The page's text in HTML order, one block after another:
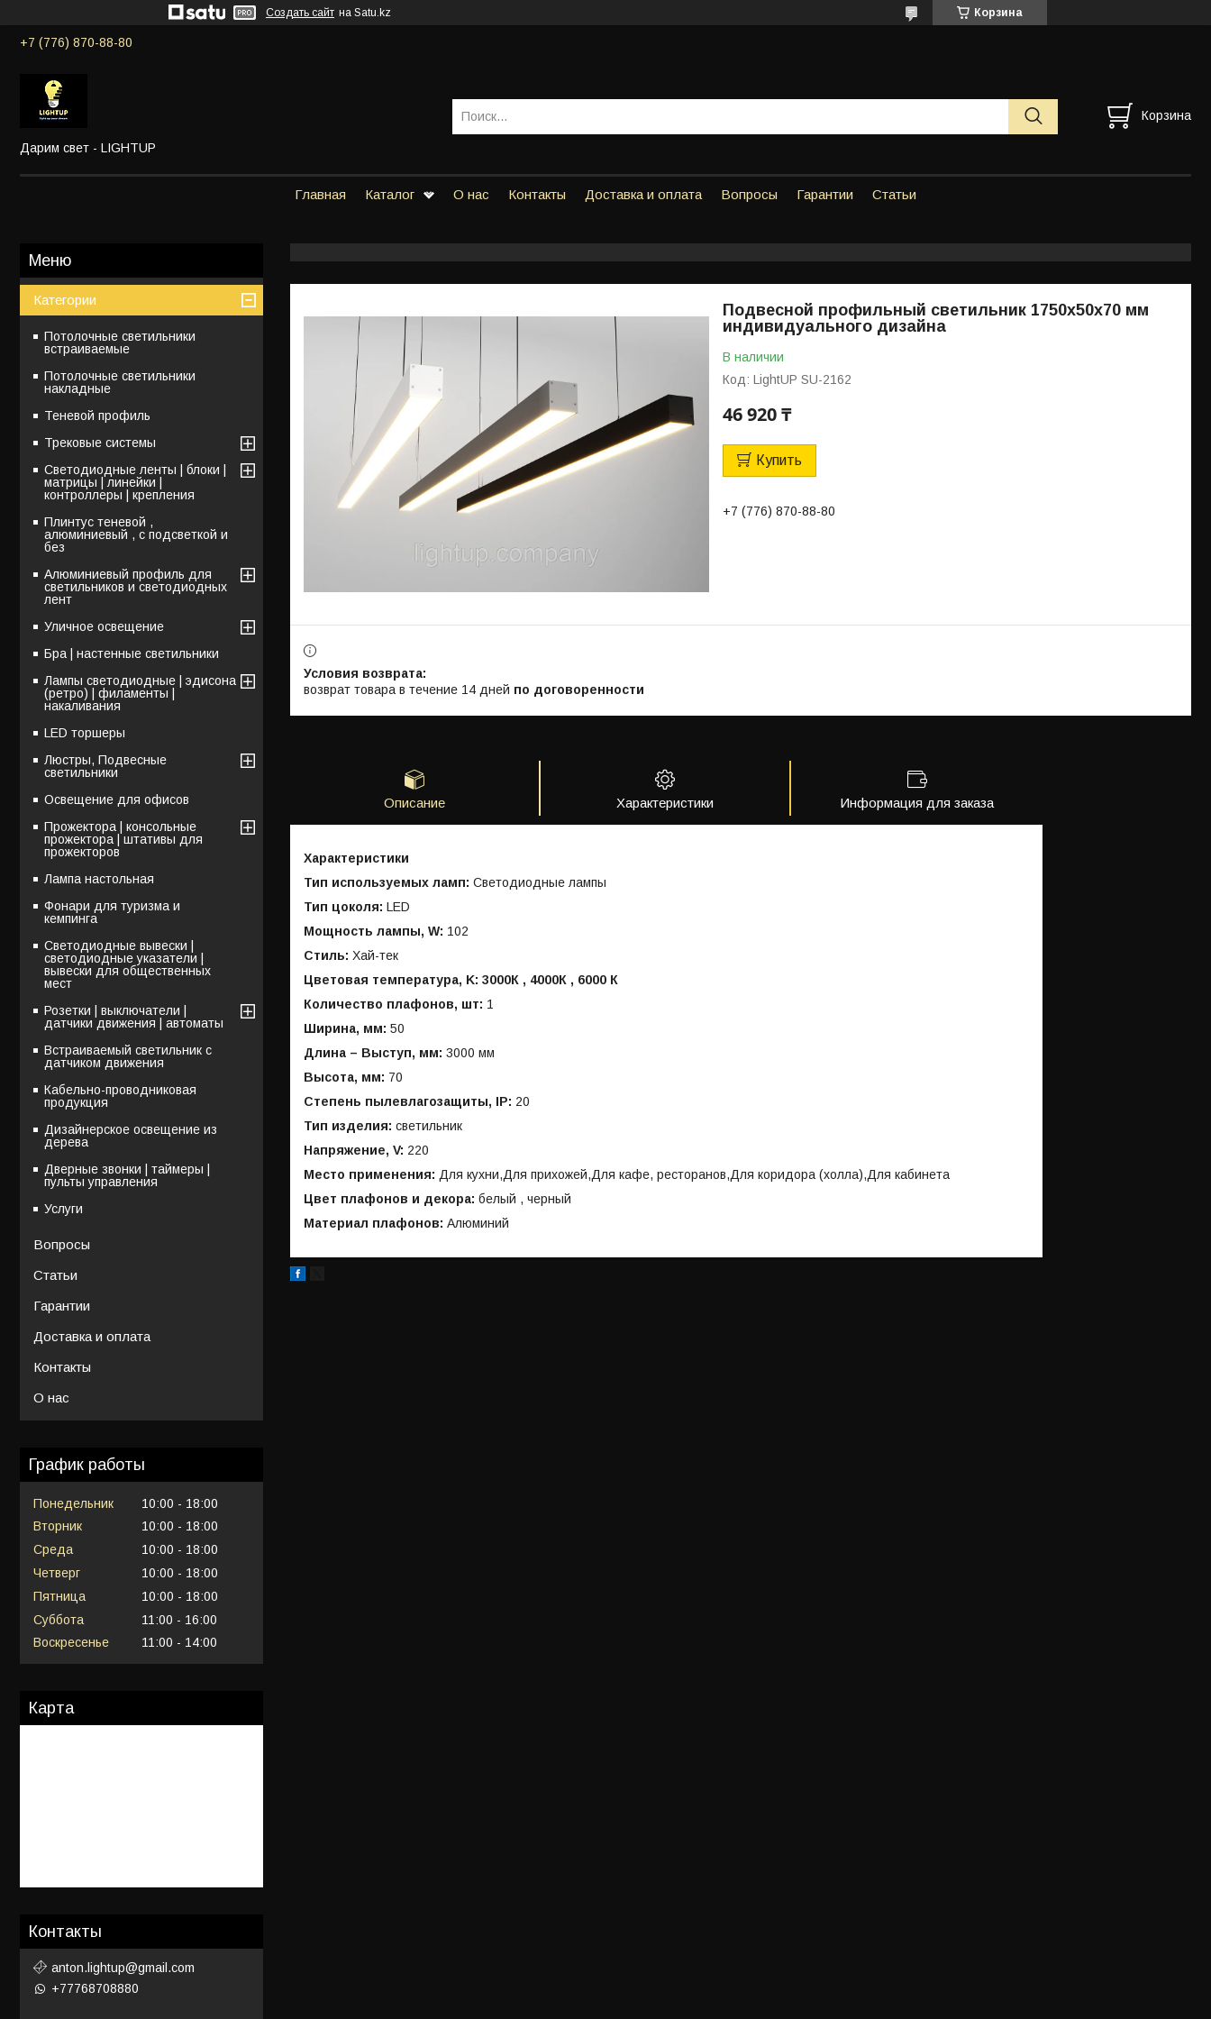
Создать сайт на Satu.kz Корзина
+7 (776) 870-88-80
Дарим свет - LIGHTUP
Корзина
Главная Каталог О нас Контакты Доставка и оплата Вопросы Гарантии Статьи
Подвесной профильный светильник 1750х50х70 мм
индивидуального дизайна
В наличии
Код: LightUP SU-2162
46 920 ₸
Купить
+7 (776) 870-88-80
возврат товара в течение 14 дней по договоренности
Описание Характеристики Информация для заказа
Характеристики
Тип используемых ламп: Светодиодные лампы
Тип цоколя: LED
Мощность лампы, W: 102
Стиль: Хай-тек
Цветовая температура, K: 3000К , 4000К , 6000 К
Количество плафонов, шт: 1
Ширина, мм: 50
Длина – Выступ, мм: 3000 мм
Высота, мм: 70
Степень пылевлагозащиты, IP: 20
Тип изделия: светильник
Напряжение, V: 220
Место применения: Для кухни,Для прихожей,Для кафе, ресторанов,Для коридора (холла),Для кабинета
Цвет плафонов и декора: белый , черный
Материал плафонов: Алюминий
Категории
Потолочные светильники
встраиваемые
Потолочные светильники
накладные
Теневой профиль
Трековые системы
Светодиодные ленты | блоки |
матрицы | линейки |
контроллеры | крепления
Плинтус теневой ,
алюминиевый , с подсветкой и
без
Алюминиевый профиль для
светильников и светодиодных
лент
Уличное освещение
Бра | настенные светильники
Лампы светодиодные | эдисона
(ретро) | филаменты |
накаливания
LED торшеры
Люстры, Подвесные
светильники
Освещение для офисов
Прожектора | консольные
прожектора | штативы для
прожекторов
Лампа настольная
Фонари для туризма и
кемпинга
Светодиодные вывески |
светодиодные указатели |
вывески для общественных
мест
Розетки | выключатели |
датчики движения | автоматы
Встраиваемый светильник с
датчиком движения
Кабельно-проводниковая
продукция
Дизайнерское освещение из
дерева
Дверные звонки | таймеры |
пульты управления
Услуги
Вопросы
Статьи
Гарантии
Доставка и оплата
Контакты
О нас
График работы
Понедельник 10:00
18:00
Вторник
10:00
18:00
Среда
10:00
18:00
Четверг
10:00
18:00
Пятница
10:00
18:00
Суббота
11:00
16:00
Воскресенье
11:00 14:00
Карта
Контакты
anton.lightup@gmail.com
+77768708880